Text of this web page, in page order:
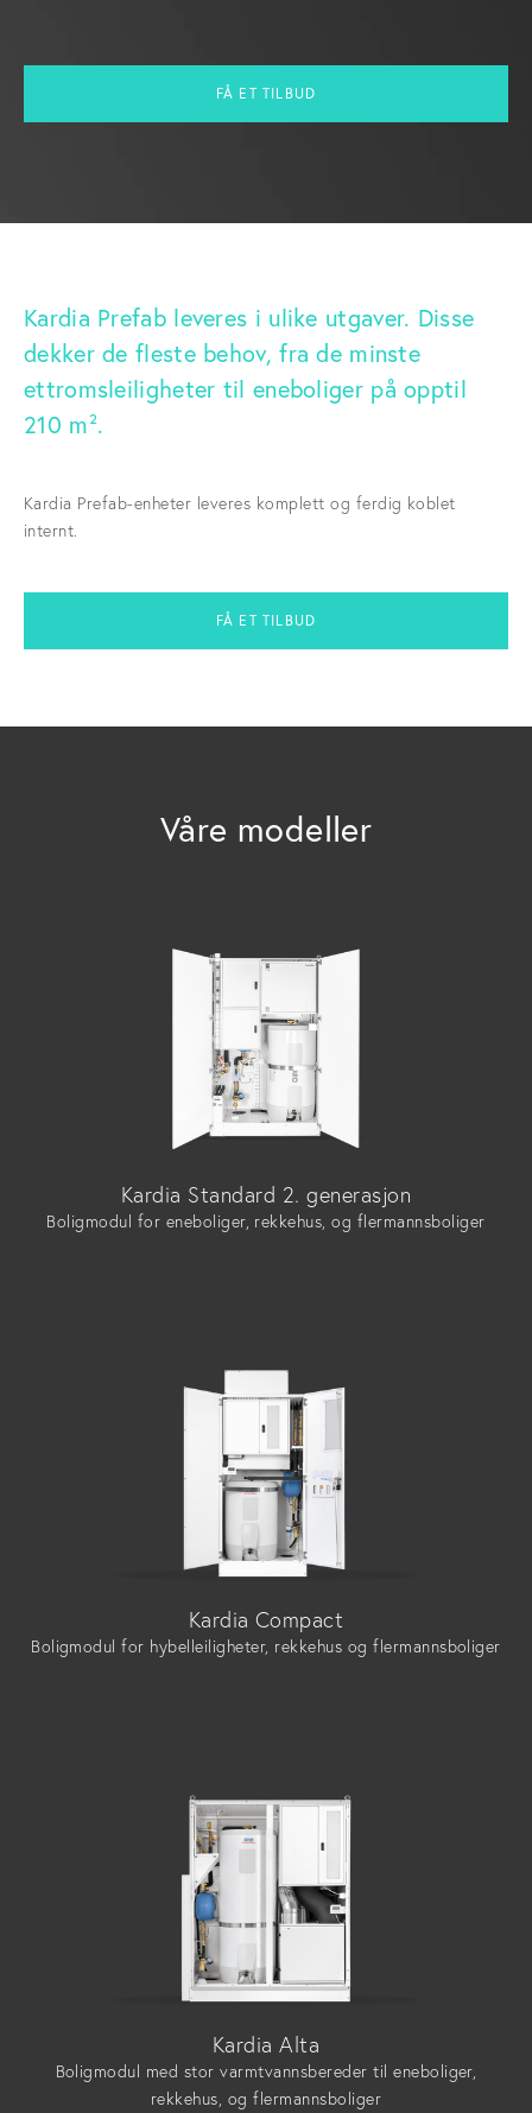
FÅ ET TILBUD
Kardia Prefab leveres i ulike utgaver. Disse
dekker de fleste behov, fra de minste
ettromsleiligheter til eneboliger på opptil
210 m².
Kardia Prefab-enheter leveres komplett og ferdig koblet
internt.
FÅ ET TILBUD
Våre modeller
Kardia Standard 2. generasjon
Boligmodul for eneboliger, rekkehus, og flermannsboliger
Kardia Compact
Boligmodul for hybelleiligheter, rekkehus og flermannsboliger
Kardia Alta
Boligmodul med stor varmtvannsbereder til eneboliger,
rekkehus, og flermannsboliger